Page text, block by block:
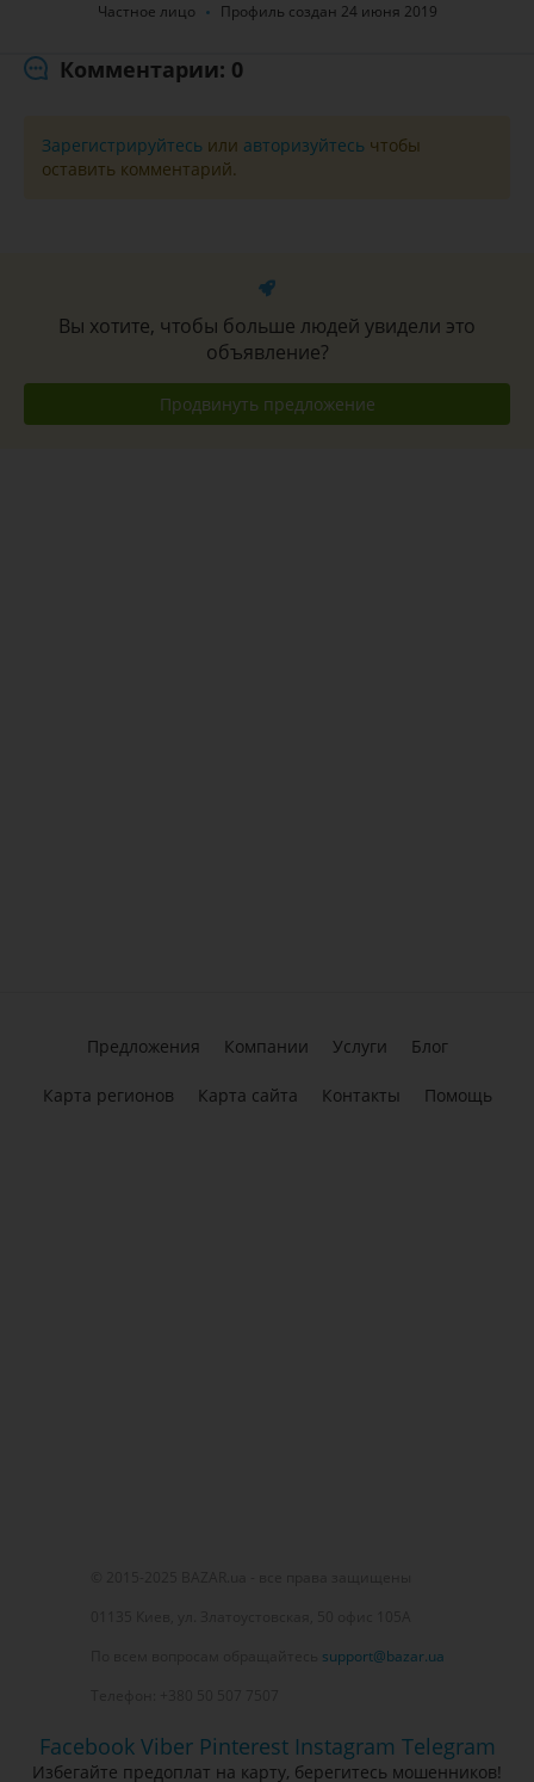
Частное лицо
Профиль создан 24 июня 2019
Комментарии: 0
Зарегистрируйтесь или авторизуйтесь чтобы
оставить комментарий.
Вы хотите, чтобы больше людей увидели это
объявление?
Продвинуть предложение
support@bazar.ua
Предложения Компании Услуги Блог
Карта регионов Карта сайта Контакты Помощь
Facebook Viber Pinterest Instagram Telegram
Избегайте предоплат на карту, берегитесь мошенников!